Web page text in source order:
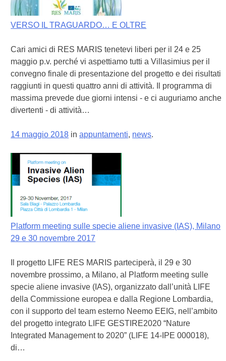
VERSO IL TRAGUARDO… E OLTRE
Cari amici di RES MARIS tenetevi liberi per il 24 e 25
maggio p.v. perché vi aspettiamo tutti a Villasimius per il
convegno finale di presentazione del progetto e dei risultati
raggiunti in questi quattro anni di attività. Il programma di
massima prevede due giorni intensi - e ci auguriamo anche
divertenti - di attività…
14 maggio 2018 inappuntamenti, news.
Platform meeting sulle specie aliene invasive (IAS), Milano
29 e 30 novembre 2017
Il progetto LIFE RES MARIS parteciperà, il 29 e 30
novembre prossimo, a Milano, al Platform meeting sulle
specie aliene invasive (IAS), organizzato dall’unità LIFE
della Commissione europea e dalla Regione Lombardia,
con il supporto del team esterno Neemo EEIG, nell’ambito
del progetto integrato LIFE GESTIRE2020 “Nature
Integrated Management to 2020” (LIFE 14-IPE 000018),
di…